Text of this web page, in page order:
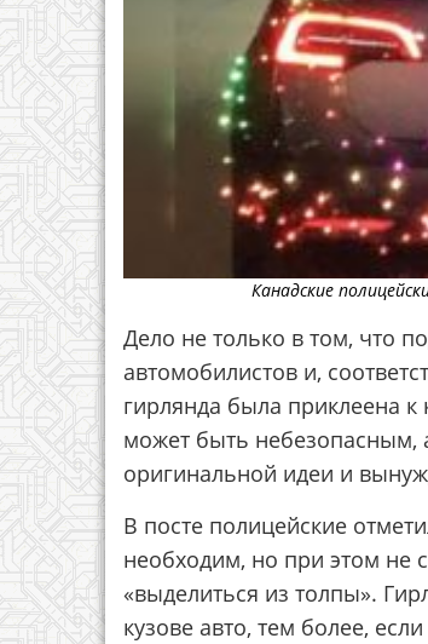
Канадские
Дело не только в том, что
автомобилистов и,
гирлянда была приклеена
может быть небезопасным,
оригинальной идеи и
В посте полицейские
необходим, но при этом не
«выделиться из толпы».
кузове авто, тем более,